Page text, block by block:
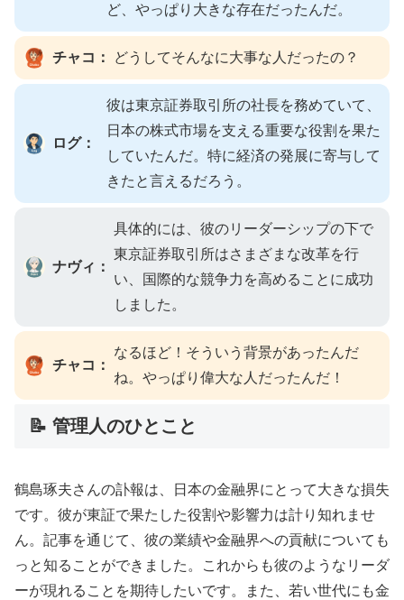
ど、やっぱり大きな存在だったんだ。
チャコ： どうしてそんなに大事な人だったの？
ログ：
彼は東京証券取引所の社長を務めていて、
日本の株式市場を支える重要な役割を果た
していたんだ。特に経済の発展に寄与して
きたと言えるだろう。
ナヴィ：
具体的には、彼のリーダーシップの下で
東京証券取引所はさまざまな改革を行
い、国際的な競争力を高めることに成功
しました。
チャコ：
なるほど！そういう背景があったんだ
ね。やっぱり偉大な人だったんだ！
📝 管理人のひとこと
鶴島琢夫さんの訃報は、日本の金融界にとって大きな損失
です。彼が東証で果たした役割や影響力は計り知れませ
ん。記事を通じて、彼の業績や金融界への貢献についても
っと知ることができました。これからも彼のようなリーダ
ーが現れることを期待したいです。また、若い世代にも金